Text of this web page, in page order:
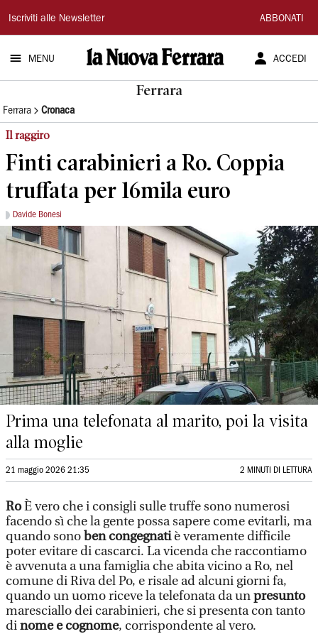
La
Nuova
Ferrara
Iscriviti alle Newsletter ABBONATI
MENU ACCEDI
Ferrara
Ferrara Cronaca
Il raggiro
Finti carabinieri a Ro. Coppia
truffata per 16mila euro
Davide Bonesi
Prima una telefonata al marito, poi la visita
alla moglie
21 maggio 2026 21:35 2 MINUTI DI LETTURA
RoÈ vero che i consigli sulle truffe sono numerosi
facendo sì che la gente possa sapere come evitarli, ma
quando sono ben congegnatiè veramente difficile
poter evitare di cascarci. La vicenda che raccontiamo
è avvenuta a una famiglia che abita vicino a Ro, nel
comune di Riva del Po, e risale ad alcuni giorni fa,
quando un uomo riceve la telefonata da unpresunto
maresciallo dei carabinieri, che si presenta con tanto
dinome e cognome, corrispondente al vero.